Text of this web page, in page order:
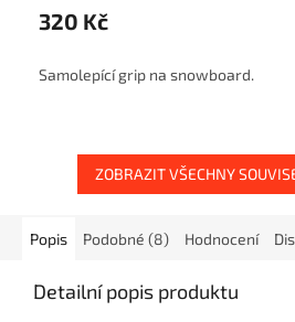
320 Kč
Samolepící grip na snowboard.
ZOBRAZIT VŠECHNY
Popis Podobné (8) Hodnocení
Detailní popis produktu